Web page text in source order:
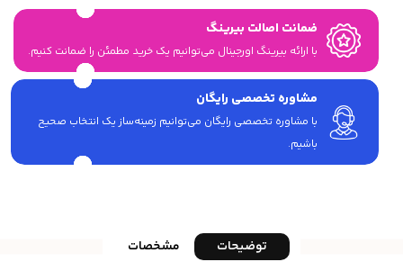
ضمانت اصالت بیرینگ
با ارائه بیرینگ اورجینال می‎‌توانیم یک خرید مطمئن را ضمانت کنیم.
مشاوره تخصصی رایگان
با مشاوره تخصصی رایگان می‌توانیم زمینه‌ساز یک انتخاب صحیح
باشیم.
توضیحات مشخصات